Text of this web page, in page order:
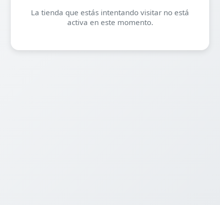
La tienda que estás intentando visitar no está
activa en este momento.